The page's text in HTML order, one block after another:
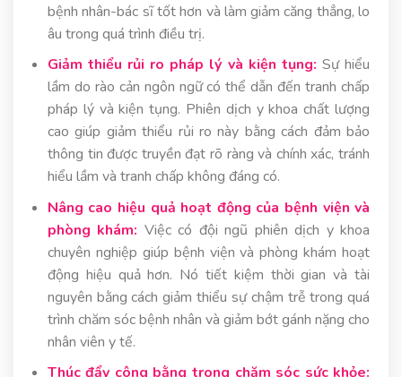
bệnh nhân-bác sĩ tốt hơn và làm giảm căng thẳng, lo
âu trong quá trình điều trị.
Giảm thiểu rủi ro pháp lý và kiện tụng: Sự hiểu
lầm do rào cản ngôn ngữ có thể dẫn đến tranh chấp
pháp lý và kiện tụng. Phiên dịch y khoa chất lượng
cao giúp giảm thiểu rủi ro này bằng cách đảm bảo
thông tin được truyền đạt rõ ràng và chính xác, tránh
hiểu lầm và tranh chấp không đáng có.
Nâng cao hiệu quả hoạt động của bệnh viện và
phòng khám: Việc có đội ngũ phiên dịch y khoa
chuyên nghiệp giúp bệnh viện và phòng khám hoạt
động hiệu quả hơn. Nó tiết kiệm thời gian và tài
nguyên bằng cách giảm thiểu sự chậm trễ trong quá
trình chăm sóc bệnh nhân và giảm bớt gánh nặng cho
nhân viên y tế.
Thúc đẩy công bằng trong chăm sóc sức khỏe: